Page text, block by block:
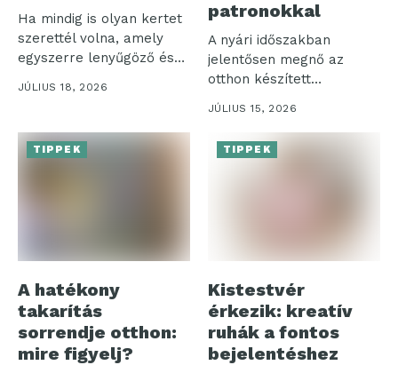
Ha mindig is olyan kertet
szerettél volna, amely
egyszerre lenyűgöző és
JÚLIUS 18, 2026
patronokkal
A nyári időszakban
jelentősen megnő az
otthon készített
JÚLIUS 15, 2026
TIPPEK
A hatékony
takarítás
sorrendje otthon:
mire figyelj?
TIPPEK
Kistestvér
érkezik: kreatív
ruhák a fontos
bejelentéshez